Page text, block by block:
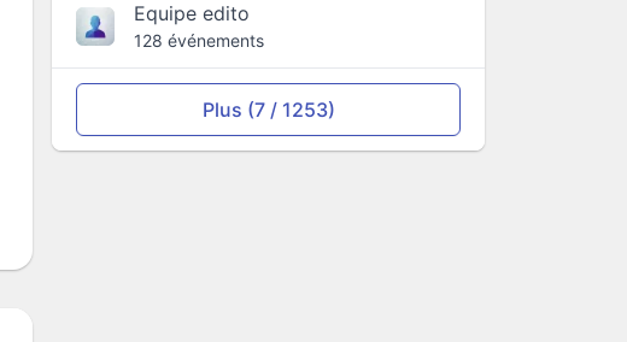
Equipe edito
128 événements
Plus (7 / 1253)